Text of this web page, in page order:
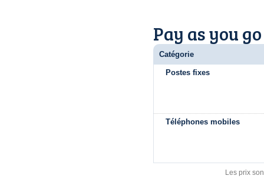
Pay as you
Catégorie
Postes fixes
Téléphones mobiles
Les prix